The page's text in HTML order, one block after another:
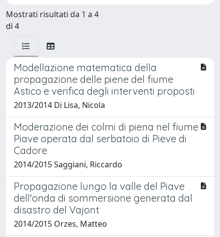
Mostrati risultati da 1 a 4
di 4
Modellazione matematica della
propagazione delle piene del fiume
Astico e verifica degli interventi proposti
2013/2014 Di Lisa, Nicola
Moderazione dei colmi di piena nel fiume
Piave operata dal serbatoio di Pieve di
Cadore
2014/2015 Saggiani, Riccardo
Propagazione lungo la valle del Piave
dell'onda di sommersione generata dal
disastro del Vajont
2014/2015 Orzes, Matteo